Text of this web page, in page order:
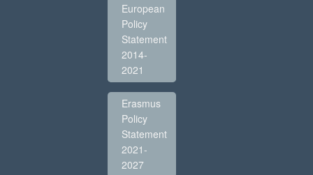
European
Policy
Statement
2014-
2021
Erasmus
Policy
Statement
2021-
2027